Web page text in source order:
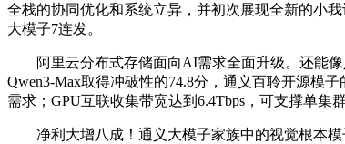
全栈的协同优化和系统立异，并初次展现全新的小
大模子7连发。
阿里云分布式存储面向AI需求全面升级。还能像
Qwen3-Max取得冲破性的74.8分，通义百聆开源模
需求；GPU互联收集带宽达到6.4Tbps，可支撑单集
净利大增八成！通义大模子家族中的视觉根本模